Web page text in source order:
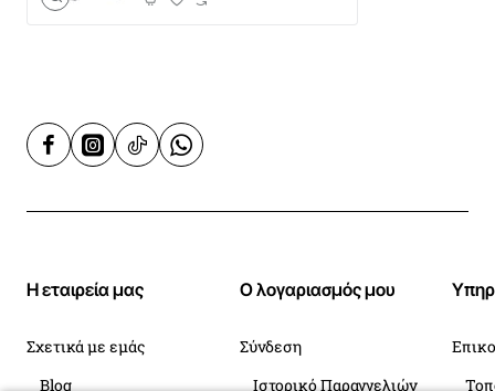
Η εταιρεία μας
Σχετικά με εμάς
Blog
Ο λογαριασμός μου
Σύνδεση
Ιστορικό Παραγγελιών